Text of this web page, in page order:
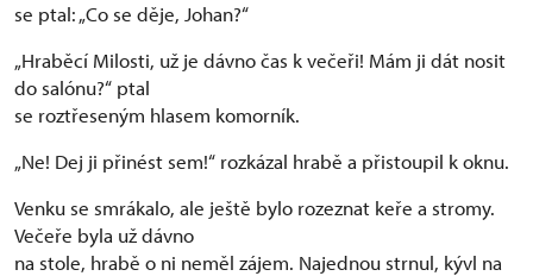
se ptal: „Co se děje, Johan?“
„Hraběcí Milosti, už je dávno čas k večeři! Mám ji dát nosit
do salónu?“ ptal
se roztřeseným hlasem komorník.
„Ne! Dej ji přinést sem!“ rozkázal hrabě a přistoupil k oknu.
Venku se smrákalo, ale ještě bylo rozeznat keře a stromy.
Večeře byla už dávno
na stole, hrabě o ni neměl zájem. Najednou strnul, kývl na